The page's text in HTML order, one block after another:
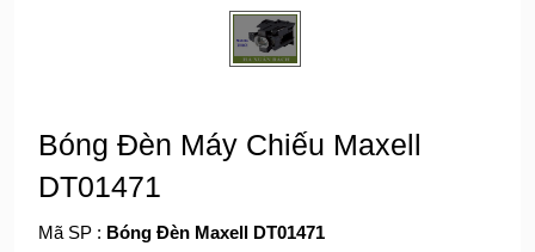
Bóng Đèn Máy Chiếu Maxell
DT01471
Mã SP : Bóng Đèn Maxell DT01471